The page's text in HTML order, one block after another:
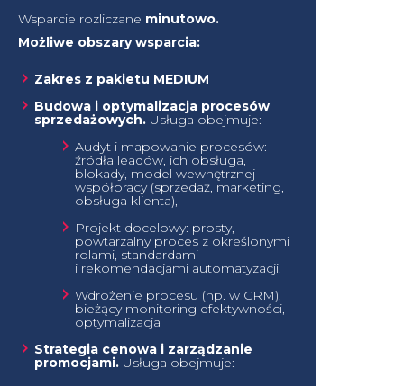
Wsparcie rozliczane minutowo.
Możliwe obszary wsparcia:
Zakres z pakietu MEDIUM
Budowa i optymalizacja procesów
sprzedażowych. Usługa obejmuje:
Audyt i mapowanie procesów:
źródła leadów, ich obsługa,
blokady, model wewnętrznej
współpracy (sprzedaż, marketing,
obsługa klienta),
Projekt docelowy: prosty,
powtarzalny proces z określonymi
rolami, standardami
i rekomendacjami automatyzacji,
Wdrożenie procesu (np. w CRM),
bieżący monitoring efektywności,
optymalizacja
Strategia cenowa i zarządzanie
promocjami. Usługa obejmuje: